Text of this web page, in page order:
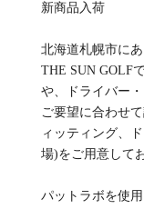
新商品入荷
北海道札幌市に
THE SUN GOLF
や、ドライバー
ご要望に合わせ
ィッティング、
場)をご用意して
パットラボを使